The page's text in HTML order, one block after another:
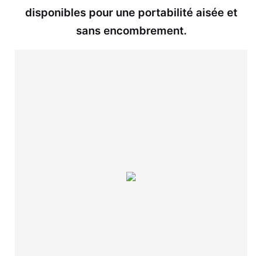
disponibles pour une portabilité aisée et
sans encombrement.